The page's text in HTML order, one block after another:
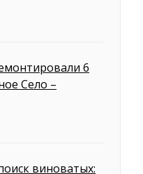
6
Село –
виноватых: